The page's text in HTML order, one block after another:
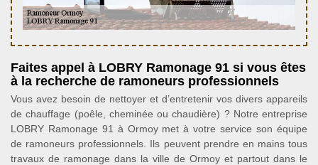
Faites appel à LOBRY Ramonage 91 si vous êtes
à la recherche de ramoneurs professionnels
Vous avez besoin de nettoyer et d’entretenir vos divers appareils
de chauffage (poêle, cheminée ou chaudière) ? Notre entreprise
LOBRY Ramonage 91 à Ormoy met à votre service son équipe
de ramoneurs professionnels. Ils peuvent prendre en mains tous
travaux de ramonage dans la ville de Ormoy et partout dans le